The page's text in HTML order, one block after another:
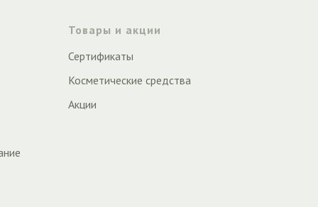
Товары и акции
Сертификаты
Косметические средства
Акции